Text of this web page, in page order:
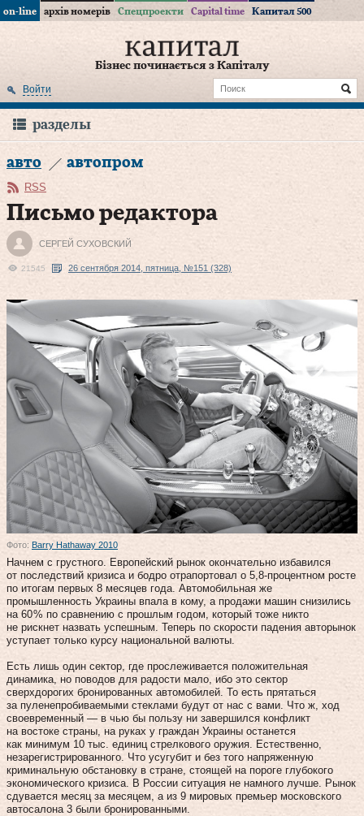
on-line архів номерів Спецпроекти Capital time Капитал 500
Бізнес починається з Капіталу
Войти
разделы
авто автопром
RSS
Письмо редактора
СЕРГЕЙ СУХОВСКИЙ
21545 26 сентября 2014, пятница, №151 (328)
Фото: Barry Hathaway 2010
Начнем с грустного. Европейский рынок окончательно избавился
от последствий кризиса и бодро отрапортовал о 5,8‑процентном росте
по итогам первых 8 месяцев года. Автомобильная же
промышленность Украины впала в кому, а продажи машин снизились
на 60 % по сравнению с прошлым годом, который тоже никто
не рискнет назвать успешным. Теперь по скорости падения авторынок
уступает только курсу национальной валюты.
Eсть лишь один сектор, где прослеживается положительная
динамика, но поводов для радости мало, ибо это сектор
сверхдорогих бронированных автомобилей. То есть прятаться
за пуленепробиваемыми стеклами будут от нас с вами. Что ж, ход
своевременный — в чью бы пользу ни завершился конфликт
на востоке страны, на руках у граждан Украины останется
как минимум 10 тыс. единиц стрелкового оружия. Естественно,
незарегистрированного. Что усугубит и без того напряженную
криминальную обстановку в стране, стоящей на пороге глубокого
экономического кризиса. В России ситуация не намного лучше. Рынок
сдувается месяц за месяцем, а из 9 мировых премьер московского
автосалона 3 были бронированными.